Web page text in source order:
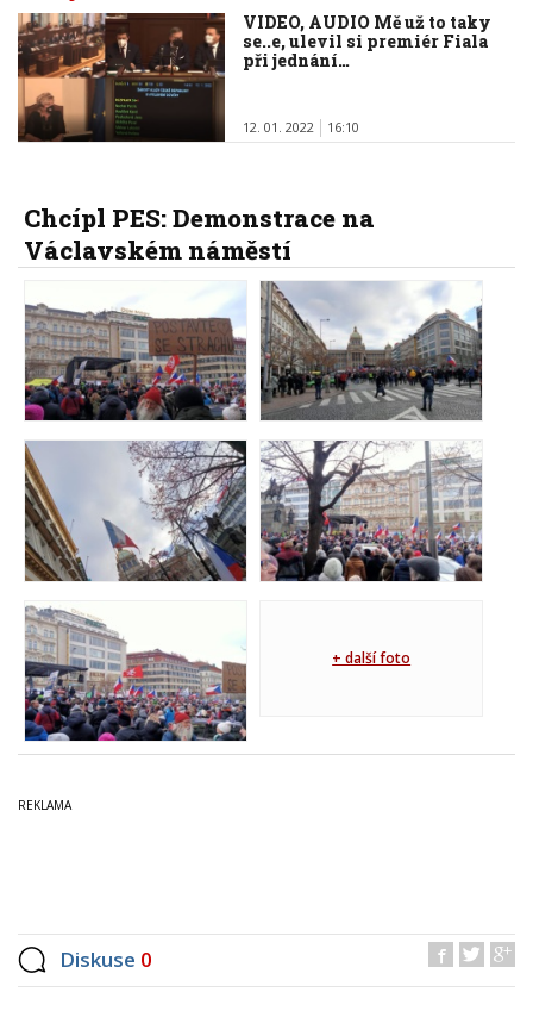
VIDEO, AUDIO Mě už to taky
se..e, ulevil si premiér Fiala
při jednání…
12. 01. 2022 16:10
Chcípl PES: Demonstrace na
Václavském náměstí
+ další foto
Diskuse 0